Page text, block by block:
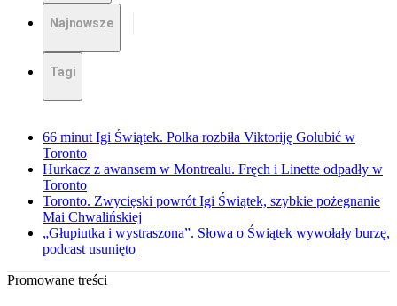
Najnowsze
Tagi
66 minut Igi Świątek. Polka rozbiła Viktoriję Golubić w
Toronto
Hurkacz z awansem w Montrealu. Fręch i Linette odpadły w
Toronto
Toronto. Zwycięski powrót Igi Świątek, szybkie pożegnanie
Mai Chwalińskiej
„Głupiutka i wystraszona”. Słowa o Świątek wywołały burzę,
podcast usunięto
Promowane treści